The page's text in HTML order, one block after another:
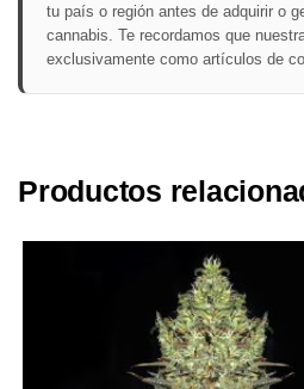
tu país o región antes de adquirir o
cannabis. Te recordamos que
exclusivamente como artículos de
Productos